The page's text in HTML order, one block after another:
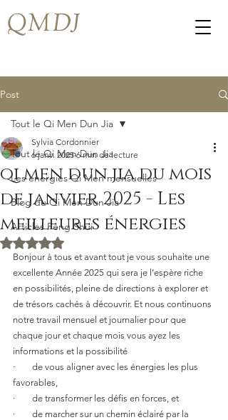
QMDJ
Post
Tout le Qi Men Dun Jia
Les energies Qi Men mensuelles
Blog du Qi Men Dun Jia
Articles Feng Shui
Tout le Qi Men Dun Jia
qi men dun jia du mois
de janvier 2025 - Les
meilleures énergies
Sylvia Cordonnier
6 janv. 2025 6 min de lecture
Noté NaN étoiles sur 5.
Bonjour à tous et avant tout je vous souhaite une
excellente Année 2025 qui sera je l’espère riche
en possibilités, pleine de directions à explorer et
de trésors cachés à découvrir. Et nous continuons
notre travail mensuel et journalier pour que
chaque jour et chaque mois vous ayez les
informations et la possibilité
·        de vous aligner avec les énergies les plus
favorables,
·        de transformer les défis en forces, et
·        de marcher sur un chemin éclairé par la